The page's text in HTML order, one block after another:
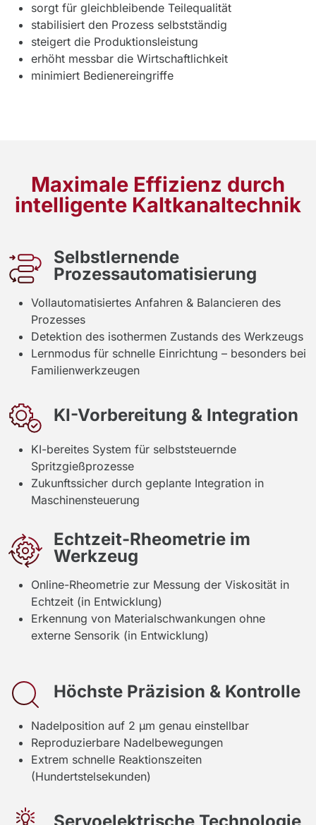
sorgt für gleichbleibende Teilequalität
stabilisiert den Prozess selbstständig
steigert die Produktionsleistung
erhöht messbar die Wirtschaftlichkeit
minimiert Bedienereingriffe
Maximale Effizienz durch
intelligente Kaltkanaltechnik
Selbstlernende
Prozessautomatisierung
Vollautomatisiertes Anfahren & Balancieren des
Prozesses
Detektion des isothermen Zustands des Werkzeugs
Lernmodus für schnelle Einrichtung – besonders bei
Familienwerkzeugen
KI-Vorbereitung & Integration
KI-bereites System für selbststeuernde
Spritzgießprozesse
Zukunftssicher durch geplante Integration in
Maschinensteuerung
Echtzeit-Rheometrie im
Werkzeug
Online-Rheometrie zur Messung der Viskosität in
Echtzeit (in Entwicklung)
Erkennung von Materialschwankungen ohne
externe Sensorik (in Entwicklung)
Höchste Präzision & Kontrolle
Nadelposition auf 2 µm genau einstellbar
Reproduzierbare Nadelbewegungen
Extrem schnelle Reaktionszeiten
(Hundertstelsekunden)